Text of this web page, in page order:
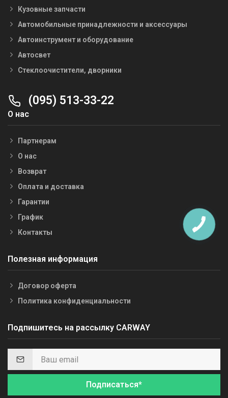
Кузовные запчасти
Автомобильные принадлежности и аксессуары
Автоинструмент и оборудование
Автосвет
Стеклоочистители, дворники
(095) 513-33-22
О нас
Партнерам
О нас
Возврат
Оплата и доставка
Гарантии
График
Контакты
Полезная информация
Договор оферта
Политика конфиденциальности
Подпишитесь на рассылку CARWAY
Подписаться*